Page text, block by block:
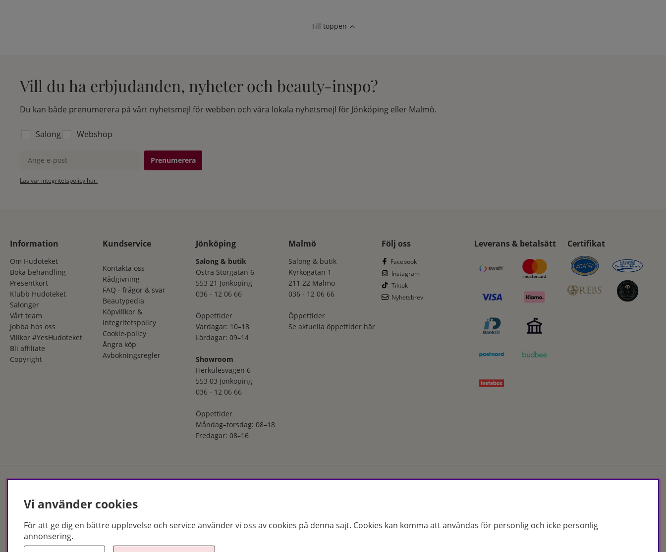
Till toppen
Vill du ha erbjudanden, nyheter och beauty-inspo?
Du kan både prenumerera på vårt nyhetsmejl för webben och våra lokala nyhetsmejl för Jönköping eller Malmö.
Välj vilken lista du vill prenumerera på:
Salong
Webshop
Ange e-post
Läs vår integritetspolicy här.
Information
Om Hudoteket
Boka behandling
Presentkort
Klubb Hudoteket
Salonger
Vårt team
Jobba hos oss
Villkor #YesHudoteket
Bli affiliate
Copyright
Kundservice
Kontakta oss
Rådgivning
FAQ - frågor & svar
Beautypedia
Köpvillkor &
integritetspolicy
Cookie-policy
Ångra köp
Avbokningsregler
Jönköping
Salong & butik
Östra Storgatan 6
553 21 Jönköping
036 - 12 06 66
Öppettider
Vardagar: 10–18
Lördagar: 09–14
Showroom
Herkulesvägen 6
553 03 Jönköping
036 - 12 06 66
Öppettider
Måndag–torsdag: 08–18
Fredagar: 08–16
Malmö
Salong & butik
Kyrkogatan 1
211 22 Malmö
036 - 12 06 66
Öppettider
Se aktuella öppettider här
Följ oss
Facebook
Instagram
Tiktok
Nyhetsbrev
Leverans & betalsätt Certifikat
produkter och behandlingar för just dina behov. Handla enkelt på hudoteket.se eller besök oss i
Jönköping och Malmö.
Copyright © Hudoteket 2025
Vi använder cookies
För att ge dig en bättre upplevelse och service använder vi oss av cookies på denna sajt. Cookies kan komma att användas för personlig och icke personlig
annonsering.